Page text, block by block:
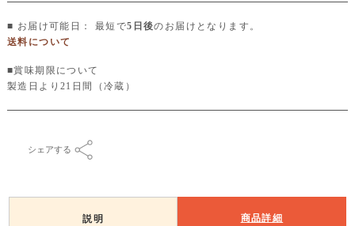
■ お届け可能日： 最短で5日後のお届けとなります。
送料について
■賞味期限について
製造日より21日間（冷蔵）
シェアする
説明 商品詳細